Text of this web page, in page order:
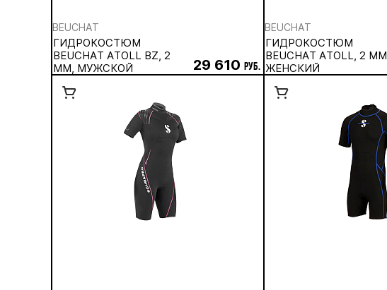
BEUCHAT
ГИДРОКОСТЮМ
BEUCHAT ATOLL BZ, 2
ММ, МУЖСКОЙ
29 610 руб.
BEUCHAT
ГИДРОКОСТЮМ
BEUCHAT ATOLL, 2
ЖЕНСКИЙ